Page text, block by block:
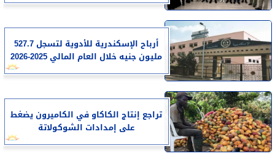
أرباح الإسكندرية للأدوية لتسجل 527.7
مليون جنيه خلال العام المالي 2025-2026
تراجع إنتاج الكاكاو في الكاميرون يضغط
على إمدادات الشوكولاتة